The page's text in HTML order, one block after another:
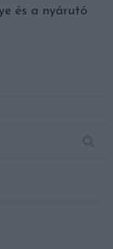
és a nyárutó